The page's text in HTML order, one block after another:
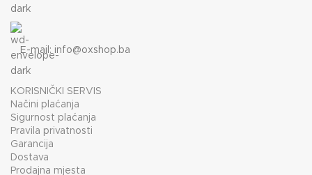
E-mail: info@oxshop.ba
KORISNIČKI SERVIS
Načini plaćanja
Sigurnost plaćanja
Pravila privatnosti
Garancija
Dostava
Prodajna mjesta